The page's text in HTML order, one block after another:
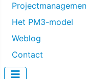
Het PM3-model
Weblog
Contact